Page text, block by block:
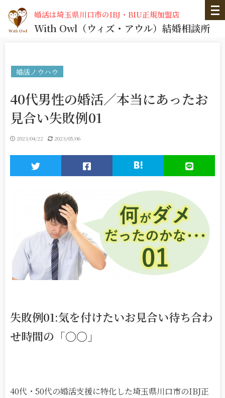
婚活は埼玉県川口市のIBJ・BIU正規加盟店
With Owl （ウィズ・アウル） 結婚相談所
婚活ノウハウ
40代男性の婚活／本当にあったお
見合い失敗例01
2023/04/22 2023/05/06
失敗例01:気を付けたいお見合い待ち合わ
せ時間の「〇〇」
40代・50代の婚活支援に特化した埼玉県川口市のIBJ正